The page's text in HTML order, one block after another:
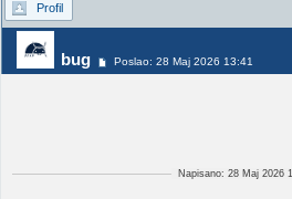
Profil
bug Poslao: 28 Maj 2026 13:41
Napisano: 28 Maj 2026